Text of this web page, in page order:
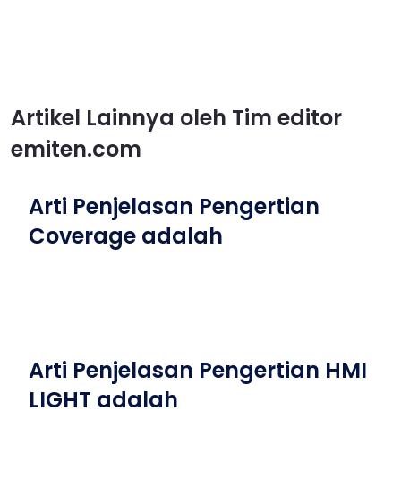
Artikel Lainnya oleh Tim editor
emiten.com
Arti Penjelasan Pengertian
Coverage adalah
Arti Penjelasan Pengertian HMI
LIGHT adalah